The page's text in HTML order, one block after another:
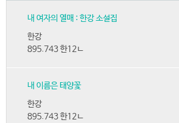
내 여자의 열매 : 한강 소설집
한강
895.743 한12ㄴ
내 이름은 태양꽃
한강
895.743 한12ㄴ